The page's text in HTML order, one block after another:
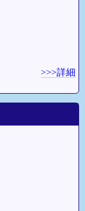
>>>詳細